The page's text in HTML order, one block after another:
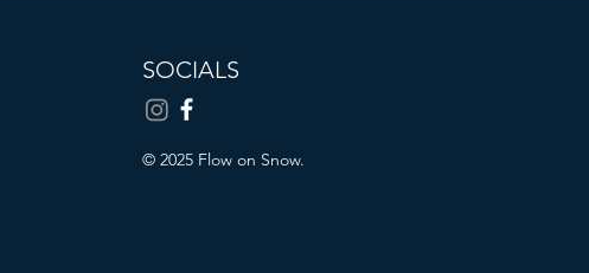
SOCIALS
© 2025 Flow on Snow.